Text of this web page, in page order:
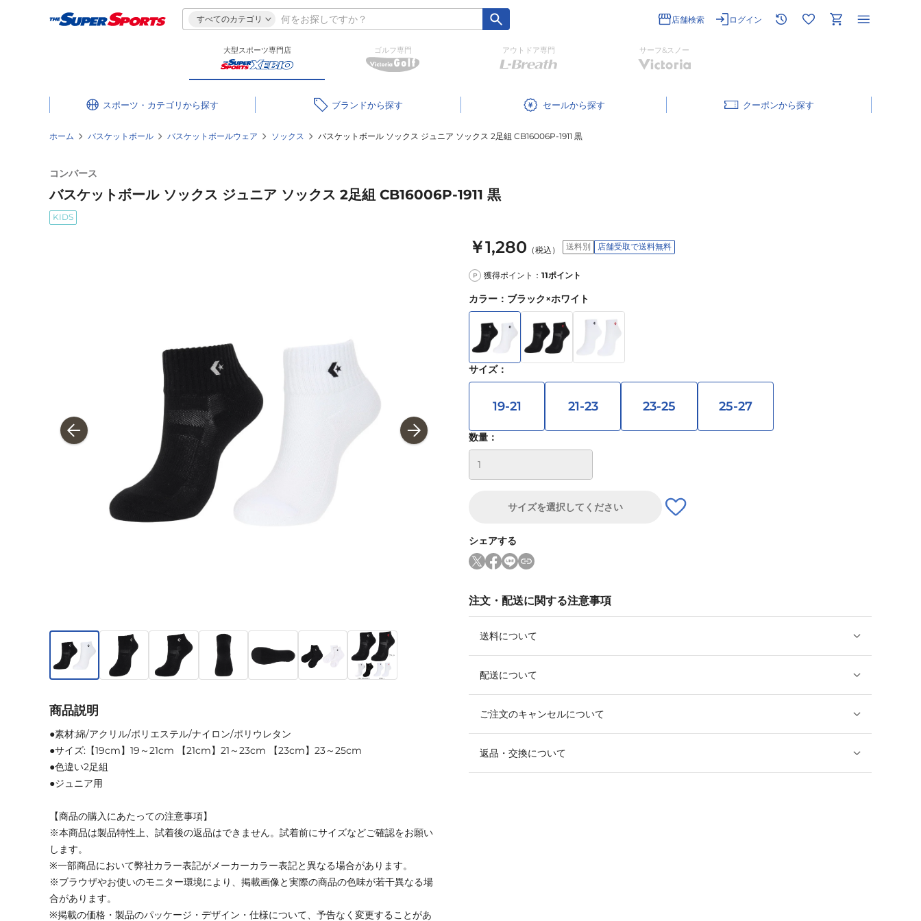
すべてのカテゴリ 店舗検索 ログイン
大型スポーツ専門店 ゴルフ専門 アウトドア専門 サーフ&スノー
スポーツ・カテゴリ ブランド セール クーポン
ホーム バスケットボール バスケットボールウェア ソックス バスケットボール ソックス ジュニア ソックス 2足組 CB16006P-1911 黒
コンバース
バスケットボール ソックス ジュニア ソックス 2足組 CB16006P-1911 黒
KIDS
￥1,280 （税込） 送料別 店舗受取で送料無料
P 獲得ポイント： 11ポイント
カラー ： ブラック×ホワイト
サイズ：
19-21 21-23 23-25 25-27
数量：
サイズを選択してください
シェアする
注文・配送に関する注意事項
送料について
配送について
ご注文のキャンセルについて
返品・交換について
商品説明
●素材:綿/アクリル/ポリエステル/ナイロン/ポリウレタン
●サイズ:【19cm】19～21cm 【21cm】21～23cm 【23cm】23～25cm
●色違い2足組
●ジュニア用
【商品の購入にあたっての注意事項】
※本商品は製品特性上、試着後の返品はできません。試着前にサイズなどご確認をお願い
します。
※一部商品において弊社カラー表記がメーカーカラー表記と異なる場合があります。
※ブラウザやお使いのモニター環境により、掲載画像と実際の商品の色味が若干異なる場
合があります。
※掲載の価格・製品のパッケージ・デザイン・仕様について、予告なく変更することがあ